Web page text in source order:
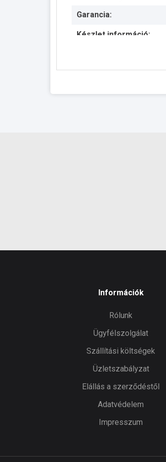
Garancia:
Készlet információ:
Információk
Rólunk
Ügyfélszolgálat
Szállítási költségek
Üzletszabályzat
Elállás a szerződéstől
Adatvédelem
Impresszum